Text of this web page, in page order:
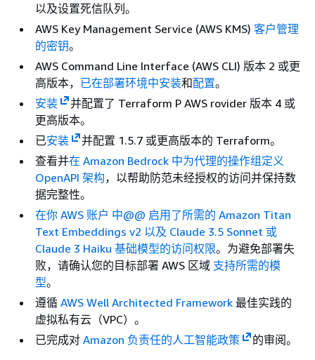
以及设置死信队列。
AWS Key Management Service (AWS KMS) 客户管理
的密钥。
AWS Command Line Interface (AWS CLI) 版本 2 或更
高版本， 已在部署环境中安装和配置。
安装
并配置了 Terraform P AWS rovider 版本 4 或
更高版本。
已安装
并配置 1.5.7 或更高版本的 Terraform。
查看并在 Amazon Bedrock 中为代理的操作组定义
OpenAPI 架构，以帮助防范未经授权的访问并保持数
据完整性。
在你 AWS 账户 中@@ 启用了所需的 Amazon Titan
Text Embeddings v2 以及 Claude 3.5 Sonnet 或
Claude 3 Haiku 基础模型的访问权限。为避免部署失
败，请确认您的目标部署 AWS 区域 支持所需的模
型。
遵循 AWS Well Architected Framework 最佳实践的
虚拟私有云（VPC）。
已完成对 Amazon 负责任的人工智能政策
的审阅。